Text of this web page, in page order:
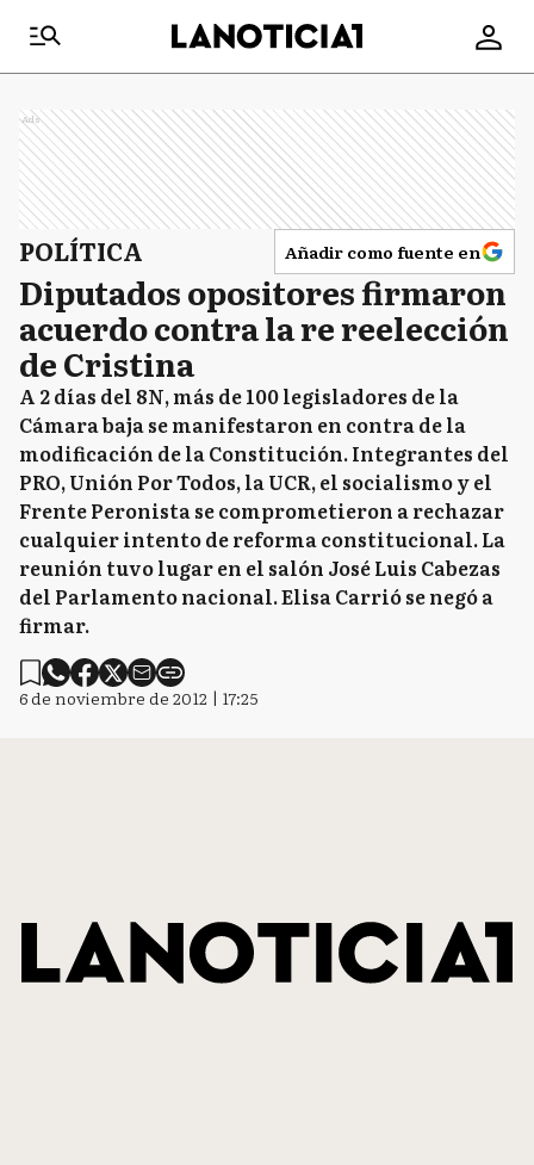
Ads
POLÍTICA Añadir como fuente en
Diputados opositores firmaron
acuerdo contra la re reelección
de Cristina
A 2 días del 8N, más de 100 legisladores de la
Cámara baja se manifestaron en contra de la
modificación de la Constitución. Integrantes del
PRO, Unión Por Todos, la UCR, el socialismo y el
Frente Peronista se comprometieron a rechazar
cualquier intento de reforma constitucional. La
reunión tuvo lugar en el salón José Luis Cabezas
del Parlamento nacional. Elisa Carrió se negó a
firmar.
6 de noviembre de 2012 | 17:25